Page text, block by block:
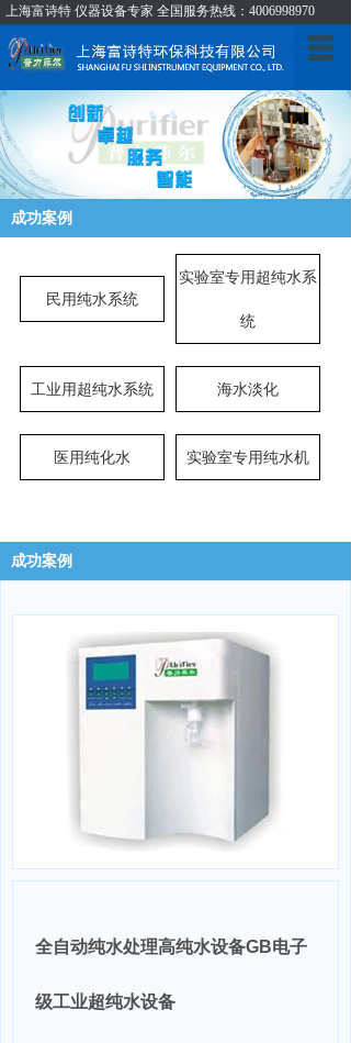
上海富诗特 仪器设备专家 全国服务热线：4006998970
首页
关于我们
产品展示
新闻中心
技术支持
联系我们
成功案例
民用纯水系统
实验室专用超纯水系
统
工业用超纯水系统 海水淡化
医用纯化水 实验室专用纯水机
成功案例
全自动纯水处理高纯水设备GB电子
级工业超纯水设备